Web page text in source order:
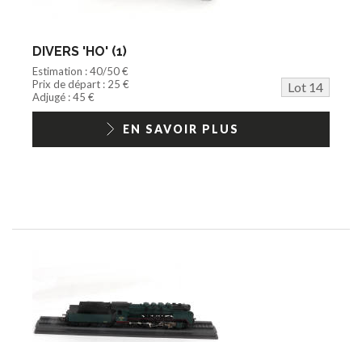
DIVERS 'HO' (1)
Estimation : 40/50 €
Prix de départ : 25 €
Lot 14
Adjugé : 45 €
EN SAVOIR PLUS